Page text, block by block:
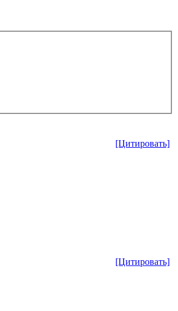
[Цитировать]
[Цитировать]